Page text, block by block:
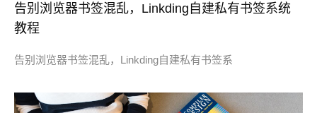
告别浏览器书签混乱，Linkding自建私有书签系统
教程
告别浏览器书签混乱，Linkding自建私有书签系